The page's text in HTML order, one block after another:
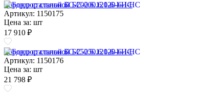
Бордюр стальной БС-200.6.120-6-I-НС
Артикул: 1150175
Цена за: шт
17 910 ₽
Бордюр стальной БС-250.6.120-6-I-НС
Артикул: 1150176
Цена за: шт
21 798 ₽